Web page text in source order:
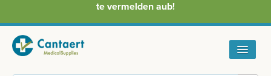
te vermelden aub!